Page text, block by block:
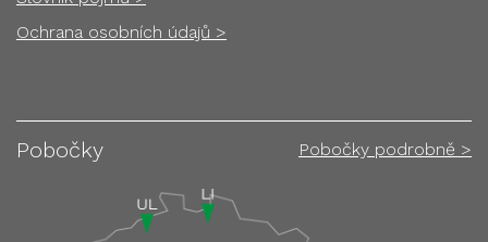
Ochrana osobních údajů >
Pobočky Pobočky podrobně >